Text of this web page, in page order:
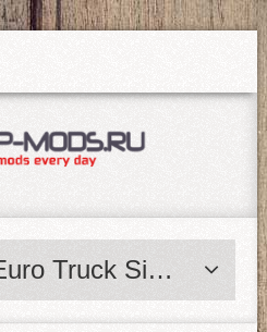
Simulator 2